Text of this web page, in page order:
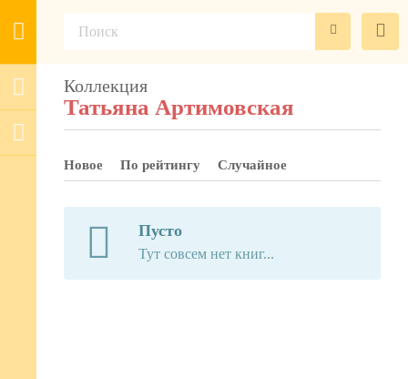
Коллекция
Татьяна Артимовская
Новое По рейтингу Случайное
Пусто
Тут совсем нет книг...